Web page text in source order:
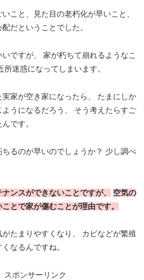
こと、見た目の老朽化が早いこと、
だということでした。
ですが、
家が朽ちて崩れるようなこ
所迷惑になってしまいます。
家が空き家になったら、
たまにしか
うになるだろう、
そう考えたらすご
です。
るのが早いのでしょうか？ 少し調べ
ンスができないことですが、
空気の
とで家が傷むことが理由です。
たまりやすくなり、
カビなどが繁殖
なるんですね。
スポンサーリンク